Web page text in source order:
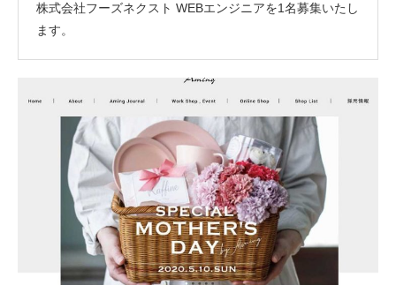
株式会社フーズネクスト WEBエンジニアを1名募集いたし
ます。